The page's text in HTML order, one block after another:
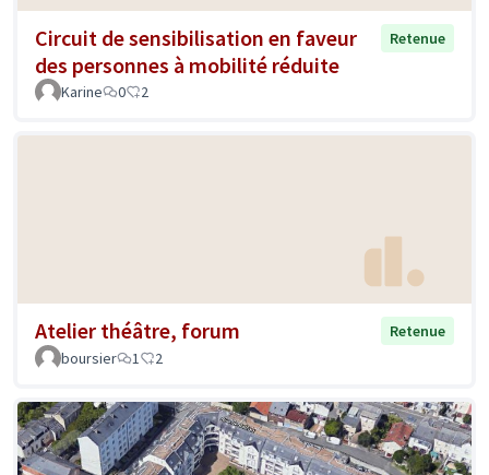
Circuit de sensibilisation en faveur
des personnes à mobilité réduite
Retenue
Karine 0 2
Atelier théâtre, forum
Retenue
boursier
1 2